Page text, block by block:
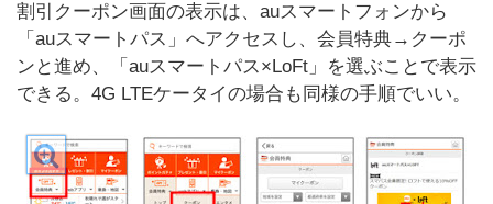
割引クーポン画面の表示は、auスマートフォンから
「auスマートパス」へアクセスし、会員特典→クーポ
ンと進め、「auスマートパス×LoFt」を選ぶことで表示
できる。4G LTEケータイの場合も同様の手順でいい。